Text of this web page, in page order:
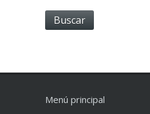
Menú principal